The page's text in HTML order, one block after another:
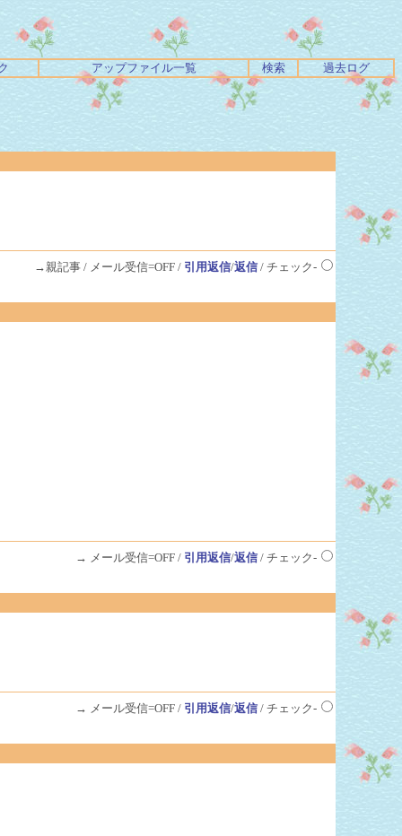
アップファイル一覧 検索 過去ログ
→親記事 / メール受信=OFF / 引用返信/返信/ チェック-
→ メール受信=OFF / 引用返信/返信/ チェック-
→ メール受信=OFF / 引用返信/返信/ チェック-